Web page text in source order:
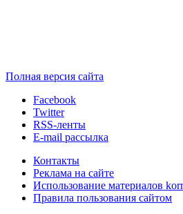
Полная версия сайта
Facebook
Twitter
RSS-ленты
E-mail рассылка
Контакты
Реклама на сайте
Использование материалов
Правила пользования сайтом